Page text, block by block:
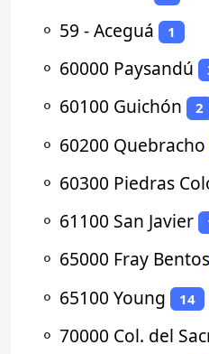
⚬ 59 - Aceguá 1
⚬ 60000 Paysandú
⚬ 60100 Guichón 2
⚬ 60200 Quebracho
⚬ 60300 Piedras
⚬ 61100 San Javier
⚬ 65000 Fray Bentos
⚬ 65100 Young 14
⚬ 70000 Col. del